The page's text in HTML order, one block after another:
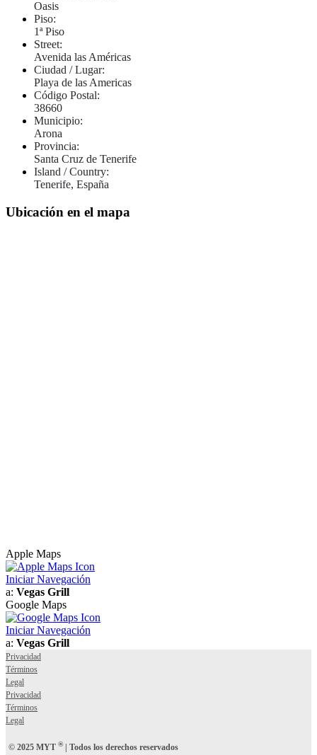
Oasis
Piso:
1ª Piso
Street:
Avenida las Américas
Ciudad / Lugar:
Playa de las Americas
Código Postal:
38660
Municipio:
Arona
Provincia:
Santa Cruz de Tenerife
Island / Country:
Tenerife, España
Ubicación en el mapa
Apple Maps
Iniciar Navegación
a: Vegas Grill
Google Maps
Iniciar Navegación
a: Vegas Grill
Privacidad
Términos
Legal
Privacidad
Términos
Legal
© 2025 MYT ®| Todos los derechos reservados